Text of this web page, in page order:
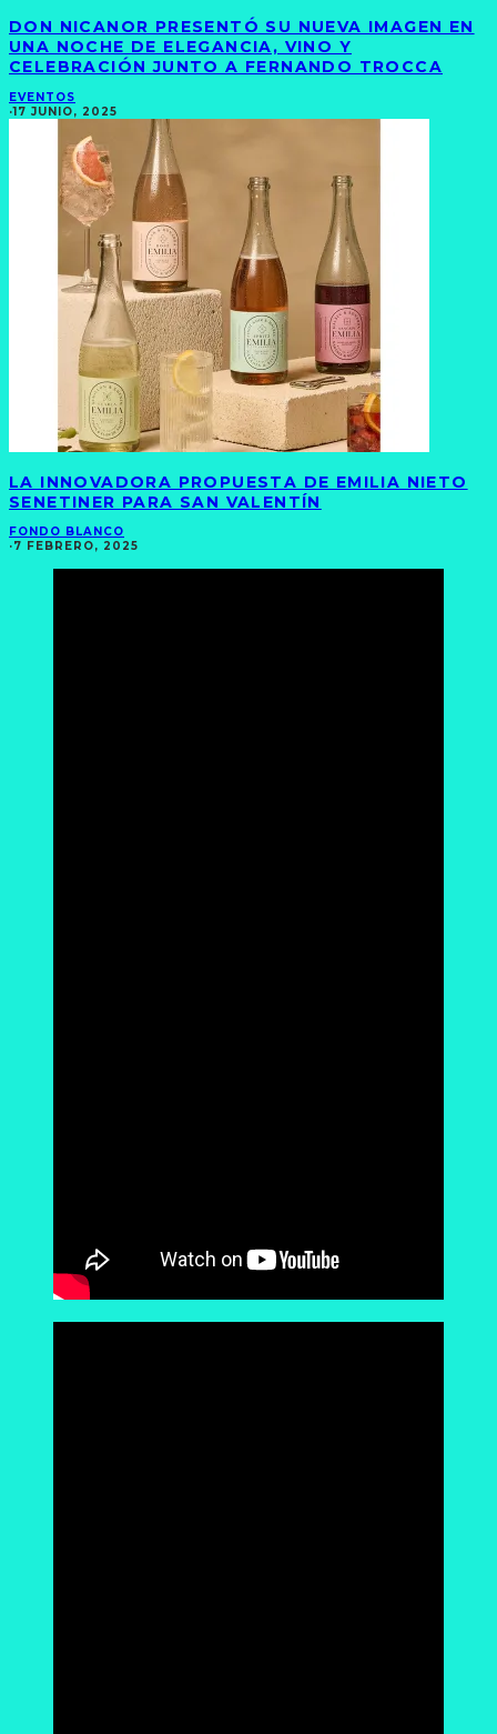
DON NICANOR PRESENTÓ SU NUEVA IMAGEN EN
UNA NOCHE DE ELEGANCIA, VINO Y
CELEBRACIÓN JUNTO A FERNANDO TROCCA
EVENTOS
·17 JUNIO, 2025
LA INNOVADORA PROPUESTA DE EMILIA NIETO
SENETINER PARA SAN VALENTÍN
FONDO BLANCO
·7 FEBRERO, 2025